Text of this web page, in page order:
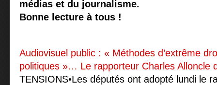
médias et du journalisme.
Bonne lecture à tous !
Audiovisuel public : « Méthodes d’extrême
politiques »… Le rapporteur Charles Alloncle
TENSIONS•Les députés ont adopté lundi le